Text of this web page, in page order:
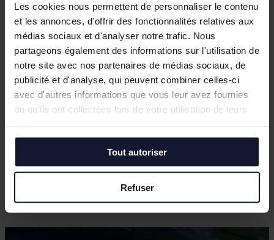
Les cookies nous permettent de personnaliser le contenu
et les annonces, d'offrir des fonctionnalités relatives aux
médias sociaux et d'analyser notre trafic. Nous
partageons également des informations sur l'utilisation de
notre site avec nos partenaires de médias sociaux, de
publicité et d'analyse, qui peuvent combiner celles-ci
avec d'autres informations que vous leur avez fournies
ou qu'ils ont collectées lors de votre utilisation de leurs
Tout autoriser
Refuser